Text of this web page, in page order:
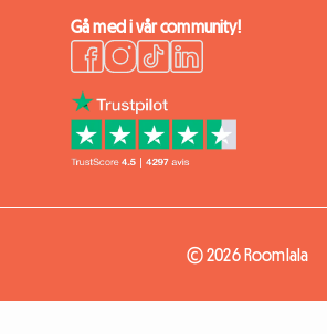
Gå med i vår community!
© 2026 Roomlala